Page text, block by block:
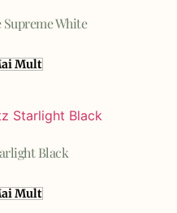
White
Mult
Black
Mult